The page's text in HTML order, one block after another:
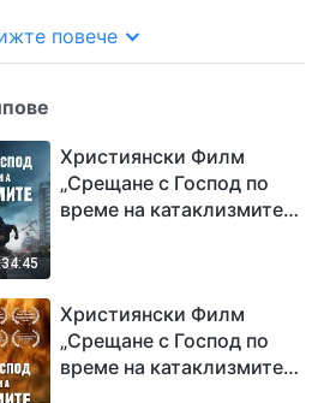
повече
Християнски Филм
„Срещане с Господ по
време на катаклизмите“
Християнски Филм
„Срещане с Господ по
време на катаклизмите“